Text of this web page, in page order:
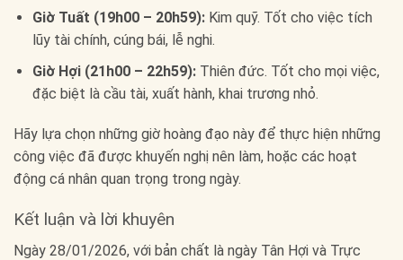
Giờ Tuất (19h00 – 20h59):Kim quỹ. Tốt cho việc tích
lũy tài chính, cúng bái, lễ nghi.
Giờ Hợi (21h00 – 22h59):Thiên đức. Tốt cho mọi việc,
đặc biệt là cầu tài, xuất hành, khai trương nhỏ.
Hãy lựa chọn những giờ hoàng đạo này để thực hiện những
công việc đã được khuyến nghị nên làm, hoặc các hoạt
động cá nhân quan trọng trong ngày.
Kết luận và lời khuyên
Ngày 28/01/2026, với bản chất là ngày Tân Hợi và Trực